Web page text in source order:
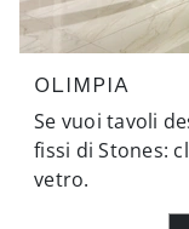
OLIMPIA
Se vuoi tavoli
fissi di Stones:
vetro.